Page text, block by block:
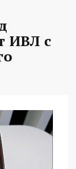
ИВЛ с